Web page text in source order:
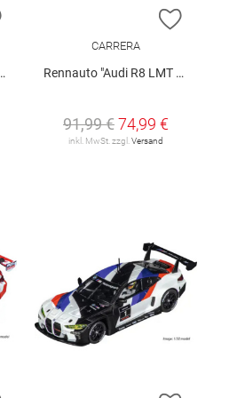
ZUR WUNSCHLISTE HINZUFÜGEN
ZUR
CARRERA
Rennauto "Audi R8 LMT GT3 Evo II - Land Motorsport", No.23
91,99 €74,99 €
inkl. MwSt. zzgl. Versand